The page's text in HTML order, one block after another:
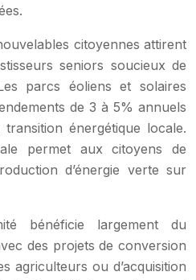
citoyennes attirent
seniors soucieux de
parcs éoliens et solaires
de 3 à 5% annuels
énergétique locale.
permet aux citoyens de
d’énergie verte sur
bénéficie largement du
des projets de conversion
agriculteurs ou d’acquisition